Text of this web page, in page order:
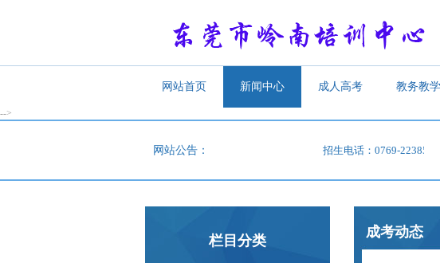
网站首页 新闻中心 成人高考 教务教学
-->
网站公告： 招生电话：0769-22385619
栏目分类
成考动态